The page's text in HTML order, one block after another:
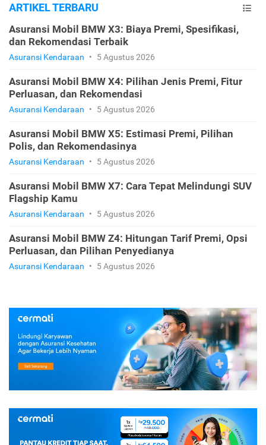
ARTIKEL TERBARU
Asuransi Mobil BMW X3: Biaya Premi, Spesifikasi,
dan Rekomendasi Terbaik
Asuransi Kendaraan • 5 Agustus 2026
Asuransi Mobil BMW X4: Pilihan Jenis Premi, Fitur
Perluasan, dan Rekomendasi
Asuransi Kendaraan • 5 Agustus 2026
Asuransi Mobil BMW X5: Estimasi Premi, Pilihan
Polis, dan Rekomendasinya
Asuransi Kendaraan • 5 Agustus 2026
Asuransi Mobil BMW X7: Cara Tepat Melindungi SUV
Flagship Kamu
Asuransi Kendaraan • 5 Agustus 2026
Asuransi Mobil BMW Z4: Hitungan Tarif Premi, Opsi
Perluasan, dan Pilihan Penyedianya
Asuransi Kendaraan • 5 Agustus 2026